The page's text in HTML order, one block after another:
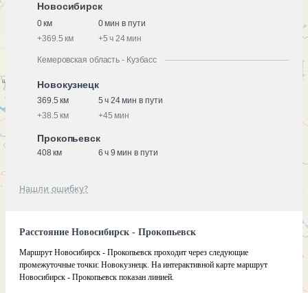
Новосибирск
0 км
0 мин в пути
+369.5 км +5 ч 24 мин
Кемеровская область - Кузбасс
Новокузнецк
369.5 км
5 ч 24 мин в пути
+38.5 км +45 мин
Прокопьевск
408 км 6 ч 9 мин в пути
Нашли ошибку?
Расстояние Новосибирск - Прокопьевск
Маршрут Новосибирск - Прокопьевск проходит через следующие
промежуточные точки: Новокузнецк. На интерактивной карте маршрут
Новосибирск - Прокопьевск показан линией.